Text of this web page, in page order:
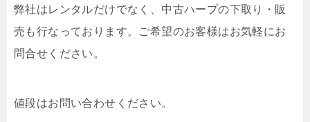
弊社はレンタルだけでなく、中古ハープの下取り・販
売も行なっております。ご希望のお客様はお気軽にお
問合せください。
値段はお問い合わせください。